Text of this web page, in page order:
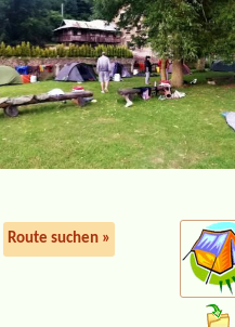
Route suchen »